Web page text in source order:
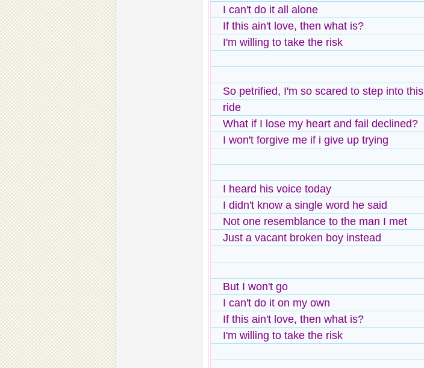
I can't do it all alone
If this ain't love, then what is?
I'm willing to take the risk
So petrified, I'm so scared to step into this
ride
What if I lose my heart and fail declined?
I won't forgive me if i give up trying
I heard his voice today
I didn't know a single word he said
Not one resemblance to the man I met
Just a vacant broken boy instead
But I won't go
I can't do it on my own
If this ain't love, then what is?
I'm willing to take the risk